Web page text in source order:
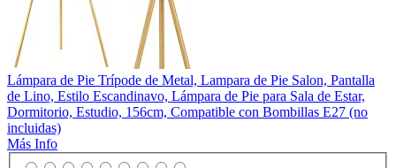
Lámpara de Pie Trípode de Metal, Lampara de Pie Salon, Pantalla
de Lino, Estilo Escandinavo, Lámpara de Pie para Sala de Estar,
Dormitorio, Estudio, 156cm, Compatible con Bombillas E27 (no
incluidas)
Más Info